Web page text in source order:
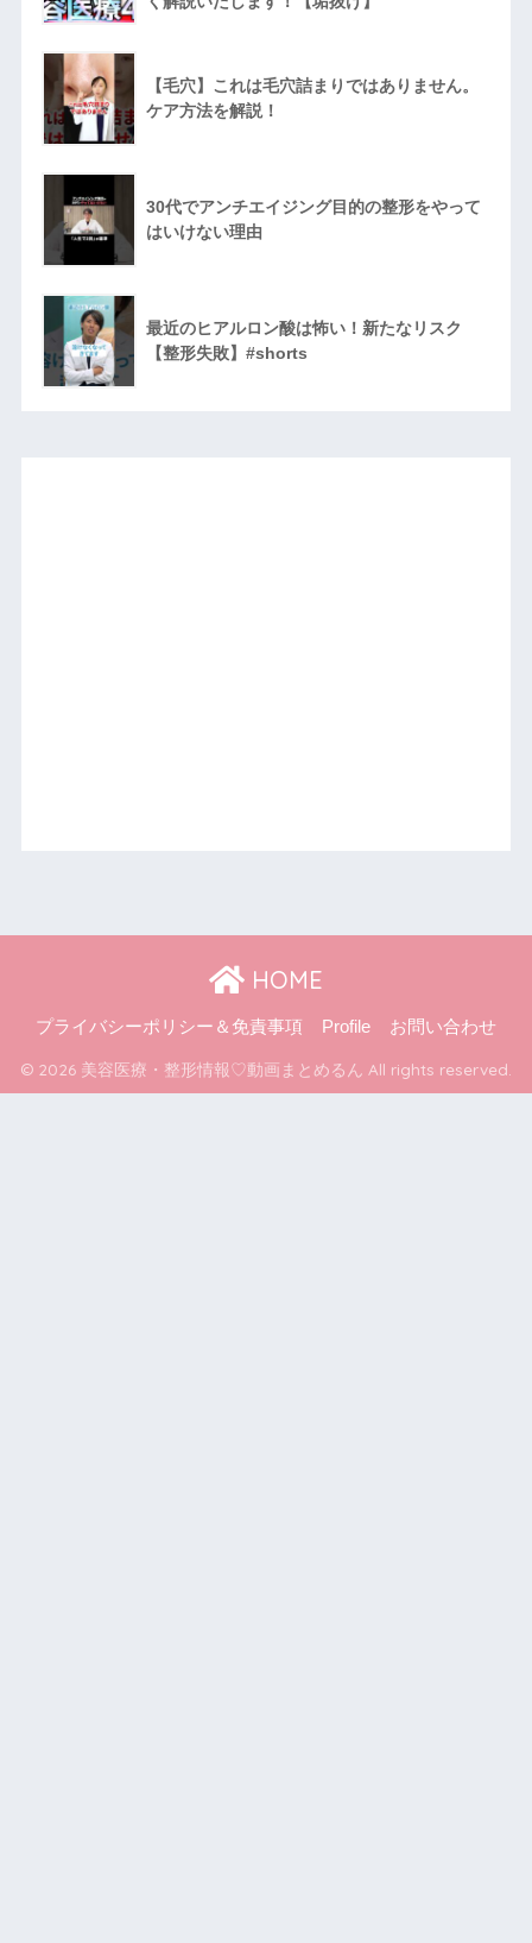
【毛穴】これは毛穴詰まりではありません。
ケア方法を解説！
30代でアンチエイジング目的の整形をやって
はいけない理由
最近のヒアルロン酸は怖い！新たなリスク
【整形失敗】#shorts
HOME
プライバシーポリシー＆免責事項 Profile お問い合わせ
© 2026 美容医療・整形情報♡動画まとめるん All rights reserved.